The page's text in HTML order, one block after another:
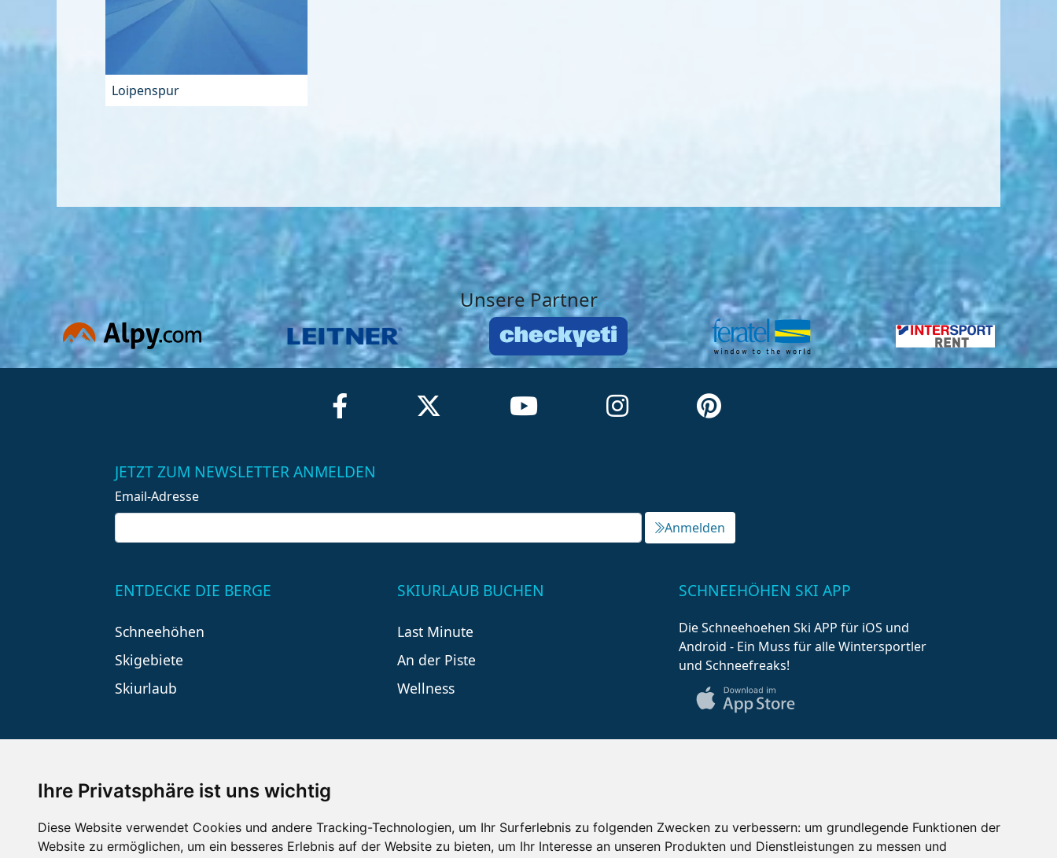
Ihre Privatsphäre ist uns wichtig
Diese Website verwendet Cookies und andere Tracking-Technologien, um Ihr Surferlebnis zu folgenden Zwecken zu verbessern: um grundlegende Funktionen der
Website zu ermöglichen, um ein besseres Erlebnis auf der Website zu bieten, um Ihr Interesse an unseren Produkten und Dienstleistungen zu messen und
Loipenspur
Unsere Partner
JETZT ZUM NEWSLETTER ANMELDEN
Email-Adresse
Anmelden
ENTDECKE DIE BERGE
Schneehöhen
Skigebiete
Skiurlaub
SKIURLAUB BUCHEN
Last Minute
An der Piste
Wellness
SCHNEEHÖHEN SKI APP
Die Schneehoehen Ski APP für iOS und
Android - Ein Muss für alle Wintersportler
und Schneefreaks!
Impressum Datenschutz Nutzungsbedingungen Kontakt Partner Portale FAQ Newsletter Mediadaten